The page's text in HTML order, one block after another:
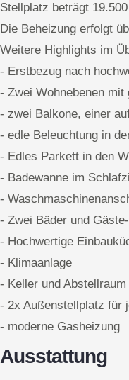
Stellplatz beträgt
Die Beheizung erfolgt
Weitere Highlights im
- Erstbezug nach
- Zwei Wohnebenen mit
- zwei Balkone, einer
- edle Beleuchtung in
- Edles Parkett in den
- Badewanne im
-
- Zwei Bäder und
- Hochwertige
- Klimaanlage
- Keller und Abstellraum
- 2x Außenstellplatz für
- moderne Gasheizung
Ausstattung